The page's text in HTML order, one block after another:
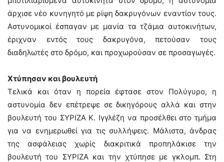
άρχισε νέο κυνηγητό με ρίψη δακρυγόνων εναντίον τους.
Αστυνομικοί έσπαγαν με μανία τα τζάμια αυτοκινήτων,
έριχναν εντός τους δακρυγόνα, πετούσαν τους
διαδηλωτές στο δρόμο, και προχωρούσαν σε προσαγωγές.
Χτύπησαν και βουλευτή
Τελικά και όταν η πορεία έφτασε στον Πολύγυρο, η
αστυνομία δεν επέτρεψε σε δικηγόρους αλλά και στην
βουλευτή του ΣΥΡΙΖΑ Κ. Ιγγλέζη να προσέλθει στο τμήμα
για να ενημερωθεί για τις συλλήψεις. Μάλιστα, άνδρας
της ασφάλειας χωρίς διακριτικά προπηλάκισε την
βουλευτή του ΣΥΡΙΖΑ και την χτύπησε με γκλομπ. Στη